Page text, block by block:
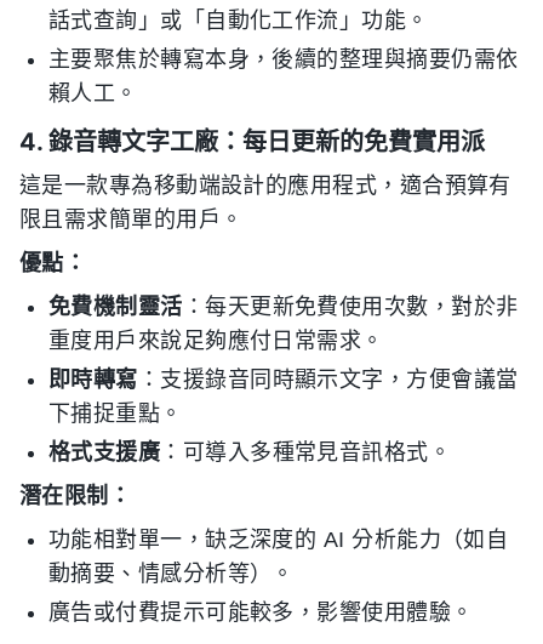
話式查詢」或「自動化工作流」功能。
主要聚焦於轉寫本身，後續的整理與摘要仍需依
賴人工。
4. 錄音轉文字工廠：每日更新的免費實用派
這是一款專為移動端設計的應用程式，適合預算有
限且需求簡單的用戶。
優點：
免費機制靈活 ：每天更新免費使用次數，對於非
重度用戶來說足夠應付日常需求。
即時轉寫 ：支援錄音同時顯示文字，方便會議當
下捕捉重點。
格式支援廣 ：可導入多種常見音訊格式。
潛在限制：
功能相對單一，缺乏深度的 AI 分析能力（如自
動摘要、情感分析等）。
廣告或付費提示可能較多，影響使用體驗。